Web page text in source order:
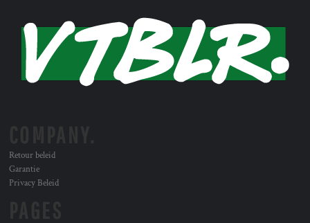
Retour beleid
Garantie
Privacy Beleid